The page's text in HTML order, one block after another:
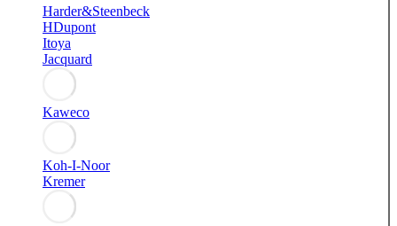
Harder&Steenbeck
HDupont
Itoya
Jacquard
Kaweco
Koh-I-Noor
Kremer